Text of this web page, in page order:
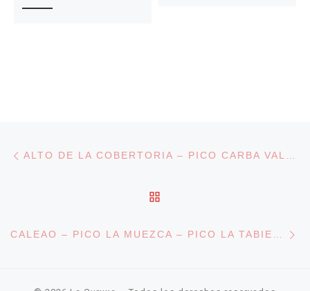
Navegación de entradas ALTO DE LA COBERTORIA – PICO CARBA VALSECO – TUIZA
CALEAO – PICO LA MUEZCA – PICO LA TABIERNA – FELECHOSA